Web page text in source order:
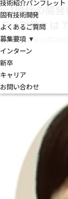
技術紹介パンフレット
固有技術開発
よくあるご質問
募集要項 ▼
インターン
新卒
キャリア
お問い合わせ
IoT時代の開発
ティ対策とは？
2018年01月30日